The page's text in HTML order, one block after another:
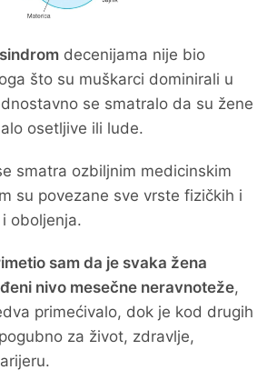
decenijama nije bio
što su muškarci dominirali u
se smatralo da su žene
osetljive ili lude.
smatra ozbiljnim medicinskim
su povezane sve vrste fizičkih i
oboljenja.
sam da je svaka žena
nivo mesečne neravnoteže,
primećivalo, dok je kod drugih
za život, zdravlje,